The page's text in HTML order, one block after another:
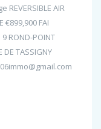
REVERSIBLE AIR
€899,900 FAI
ROND-POINT
DE TASSIGNY